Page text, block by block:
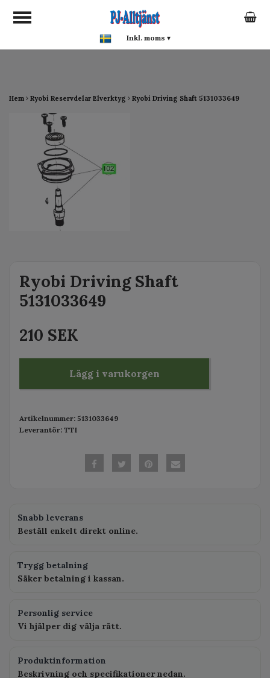
google-site-verification:
google0142a1f5f0015a93.html
Hem Ryobi Reservdelar Elverktyg Ryobi Driving Shaft 5131033649
Ryobi Driving Shaft
5131033649
210 SEK
Lägg i varukorgen
Artikelnummer: 5131033649
Leverantör: TTI
Snabb leverans
Beställ enkelt direkt online.
Trygg betalning
Säker betalning i kassan.
Personlig service
Vi hjälper dig välja rätt.
Produktinformation
Beskrivning och specifikationer nedan.
Inkl. moms ▾